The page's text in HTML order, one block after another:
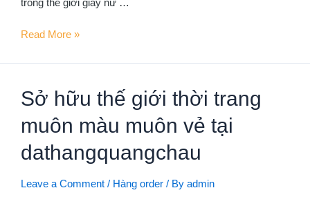
Nhận
mua
giày
Casual
nữ
Châu
Read More »
Sở hữu thế giới thời trang
muôn màu muôn vẻ tại
dathangquangchau
Leave a Comment / Hàng order / By admin